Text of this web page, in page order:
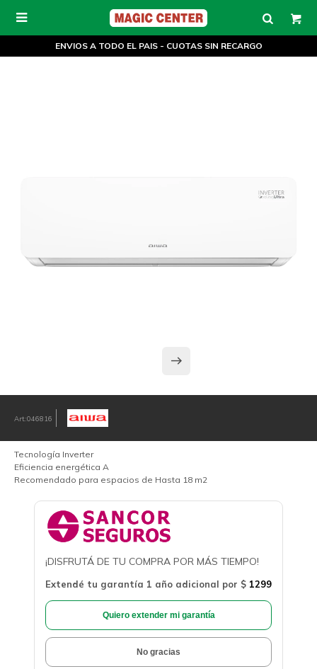

ENVIOS A TODO EL PAIS - CUOTAS SIN RECARGO
046816
Tecnología Inverter
Eficiencia energética A
Recomendado para espacios de Hasta 18 m2
¡DISFRUTÁ DE TU COMPRA POR MÁS TIEMPO!
Extendé tu garantía 1 año adicional por $ 1299
Quiero extender mi garantía
No gracias